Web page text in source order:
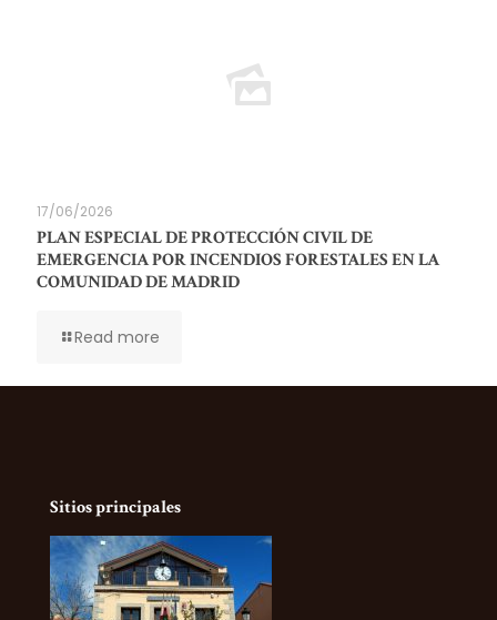
17/06/2026
PLAN ESPECIAL DE PROTECCIÓN CIVIL DE
EMERGENCIA POR INCENDIOS FORESTALES EN LA
COMUNIDAD DE MADRID
Read more
Sitios principales